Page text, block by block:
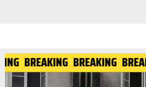
BREAKING BREAKING